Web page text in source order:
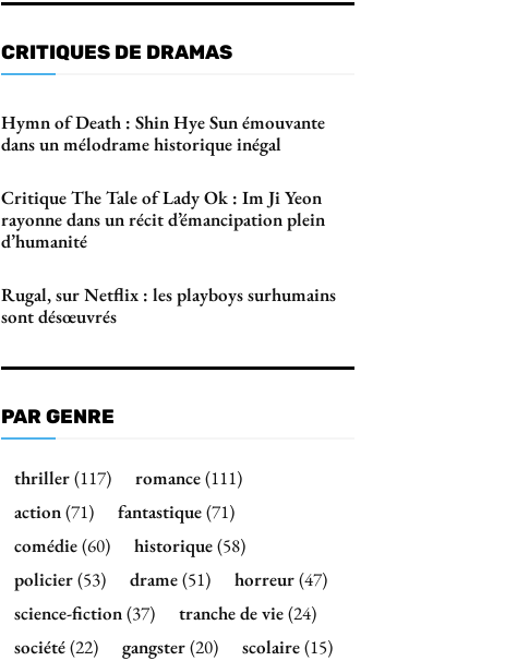
CRITIQUES DE DRAMAS
Hymn of Death : Shin Hye Sun émouvante
dans un mélodrame historique inégal
Critique The Tale of Lady Ok : Im Ji Yeon
rayonne dans un récit d’émancipation plein
d’humanité
Rugal, sur Netflix : les playboys surhumains
sont désœuvrés
PAR GENRE
thriller(117) romance(111)
action(71) fantastique(71)
comédie(60) historique(58)
policier(53) drame(51) horreur(47)
science-fiction(37) tranche de vie(24)
société(22) gangster(20) scolaire(15)